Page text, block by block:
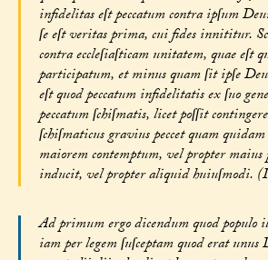
infidelitas eſt peccatum contra ipſum
ſe eſt veritas prima, cui fides innititur.
contra eccleſiaſticam unitatem, quae eſt
participatum, et minus quam ſit ipſe
eſt quod peccatum infidelitatis ex ſuo
peccatum ſchiſmatis, licet poſſit
ſchiſmaticus gravius peccet quam
maiorem contemptum, vel propter
inducit, vel propter aliquid huiuſmodi.
Ad primum ergo dicendum quod populo
iam per legem ſuſceptam quod erat unus